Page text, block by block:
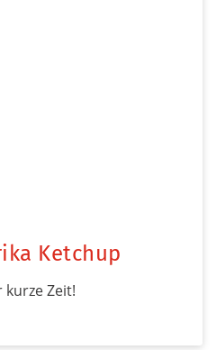
Ketchup
kurze Zeit!